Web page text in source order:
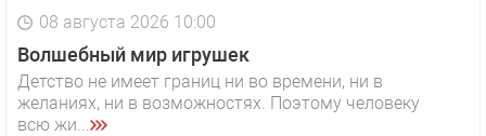
08 августа 2026 10:00
Волшебный мир игрушек
Детство не имеет границ ни во времени, ни в
желаниях, ни в возможностях. Поэтому человеку
всю жи...